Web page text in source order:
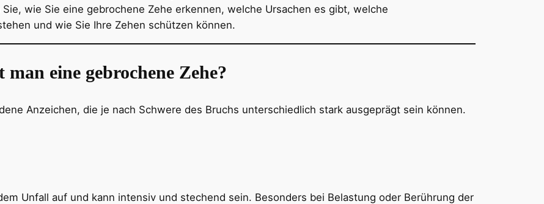
wie Sie eine gebrochene Zehe erkennen, welche Ursachen es gibt, welche
und wie Sie Ihre Zehen schützen können.
eine gebrochene Zehe?
Anzeichen, die je nach Schwere des Bruchs unterschiedlich stark ausgeprägt sein können.
Unfall auf und kann intensiv und stechend sein. Besonders bei Belastung oder Berührung der